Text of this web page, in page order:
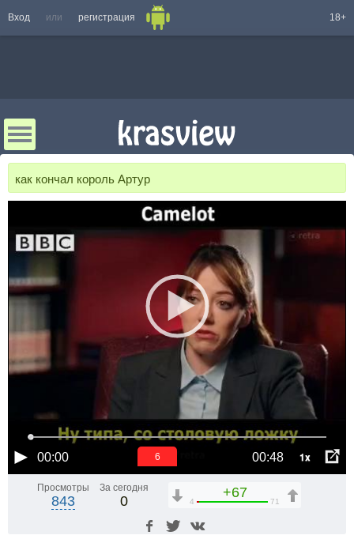
Вход или регистрация 18+
как кончал король Артур
00:00 00:48 1x
6
Просмотры
843
За сегодня
0
+67
4 71